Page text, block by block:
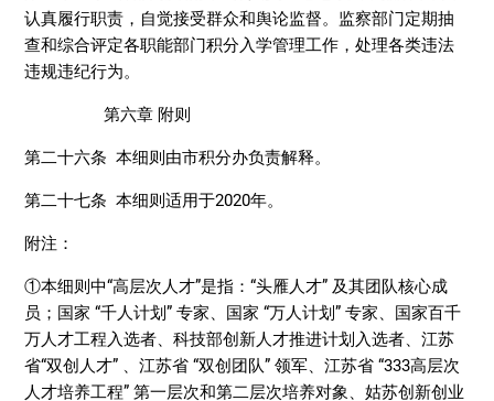
认真履行职责，自觉接受群众和舆论监督。监察部门定期抽
查和综合评定各职能部门积分入学管理工作，处理各类违法
违规违纪行为。
第六章 附则
第二十六条 本细则由市积分办负责解释。
第二十七条 本细则适用于2020年。
附注：
①本细则中“高层次人才”是指：“头雁人才” 及其团队核心成
员；国家 “千人计划” 专家、国家 “万人计划” 专家、国家百千
万人才工程入选者、科技部创新人才推进计划入选者、江苏
省“双创人才” 、江苏省 “双创团队” 领军、江苏省 “333高层次
人才培养工程” 第一层次和第二层次培养对象、姑苏创新创业